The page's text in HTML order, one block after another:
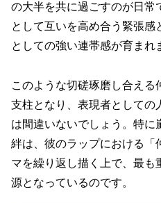
の大半を共に過ごすのが日常
として互いを高め合う緊張感
としての強い連帯感が育まれ
このような切磋琢磨し合える
支柱となり、表現者としての
は間違いないでしょう。特に
絆は、彼のラップにおける「
マを繰り返し描く上で、最
源となっているのです。